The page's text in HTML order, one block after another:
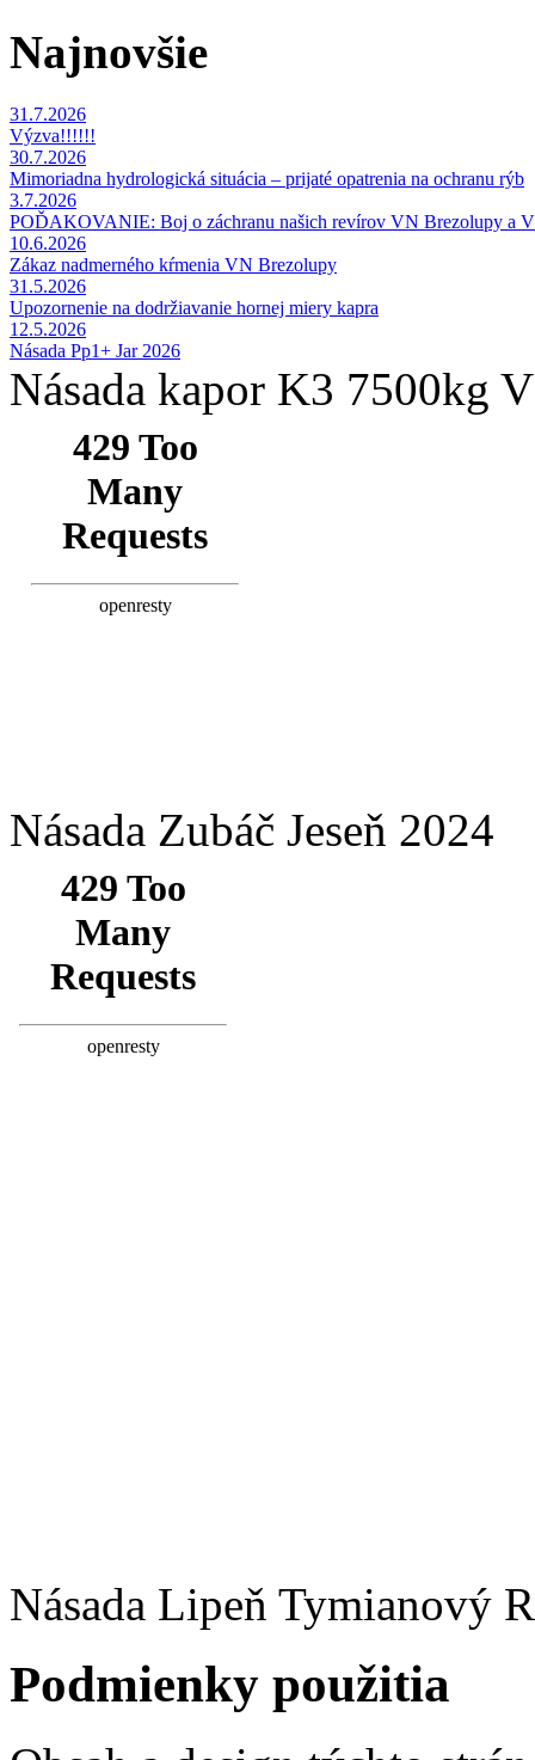
Najnovšie
31.7.2026
Výzva!!!!!!
30.7.2026
Mimoriadna hydrologická situácia – prijaté opatrenia na ochranu rýb
3.7.2026
POĎAKOVANIE: Boj o záchranu našich revírov VN Brezolupy a
10.6.2026
Zákaz nadmerného kŕmenia VN Brezolupy
31.5.2026
Upozornenie na dodržiavanie hornej miery kapra
12.5.2026
Násada Pp1+ Jar 2026
Násada kapor K3 7500kg
Násada Zubáč Jeseň 2024
Násada Lipeň Tymianový
Podmienky použitia